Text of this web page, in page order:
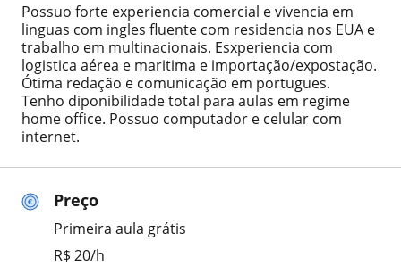
Preço
Primeira aula grátis
R$ 20/h
Possuo forte experiencia comercial e vivencia em
linguas com ingles fluente com residencia nos EUA e
trabalho em multinacionais. Esxperiencia com
logistica aérea e maritima e importação/expostação.
Ótima redação e comunicação em portugues.
Tenho diponibilidade total para aulas em regime
home office. Possuo computador e celular com
internet.